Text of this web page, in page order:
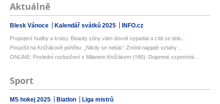
Aktuálně
Blesk Vánoce Kalendář svátků 2025 INFO.cz
Propojení hudby a krásy. Beauty zóny vám dovolí vypadat a cítit se dob...
Pospíšil na Knížákově pohřbu: „Nikdy se nebál.“ Zmínil napjaté vztahy ...
ONLINE: Poslední rozloučení s Milanem Knížákem (†86): Dojemné vzpomínk...
Sport
MS hokej 2025 Biatlon Liga mistrů